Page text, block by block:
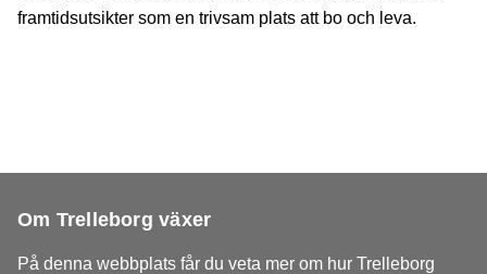
framtidsutsikter som en trivsam plats att bo och leva.
Om Trelleborg växer
På denna webbplats får du veta mer om hur Trelleborg